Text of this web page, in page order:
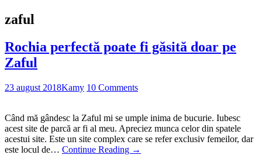
zaful
Rochia perfectă poate fi găsită doar pe
Zaful
23 august 2018Kamy 10 Comments
Când mă gândesc la Zaful mi se umple inima de bucurie. Iubesc
acest site de parcă ar fi al meu. Apreciez munca celor din spatele
acestui site. Este un site complex care se refer exclusiv femeilor, dar
este locul de… Continue Reading →